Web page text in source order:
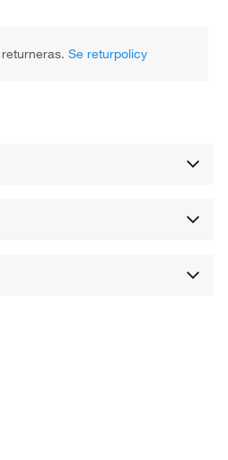
returneras.Se returpolicy